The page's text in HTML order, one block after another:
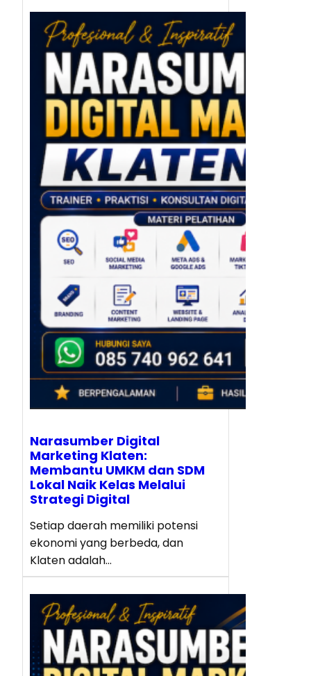
Narasumber Digital
Marketing Klaten:
Membantu UMKM dan SDM
Lokal Naik Kelas Melalui
Strategi Digital
Setiap daerah memiliki potensi
ekonomi yang berbeda, dan
Klaten adalah…